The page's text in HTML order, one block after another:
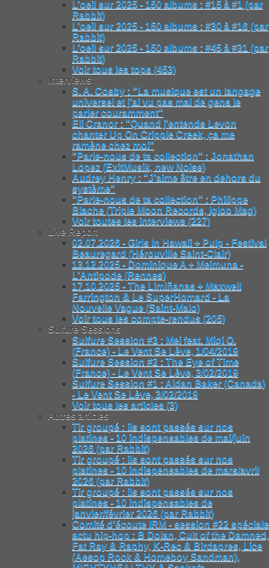
L’oeil sur 2025 - 150 albums : #15 à #1 (par
Rabbit)
L’oeil sur 2025 - 150 albums : #30 à #16 (par
Rabbit)
L’oeil sur 2025 - 150 albums : #45 à #31 (par
Rabbit)
Voir tous les tops (453)
Interviews
S. A. Cosby : "La musique est un langage
universel et j’ai vu pas mal de gens le
parler couramment"
Eli Cranor : "Quand j’entends Levon
chanter Up On Cripple Creek, ça me
ramène chez moi"
"Parle-nous de ta collection" : Jonathan
Lopez (ExitMusik, new Noise)
Audrey Henry : "J’aime être en dehors du
système"
"Parle-nous de ta collection" : Philippe
Blache (Triple Moon Records, Igloo Mag)
Voir toutes les interviews (227)
Live Report
02.07.2026 - Girls In Hawaii + Pulp - Festival
Beauregard (Hérouville Saint-Clair)
13.12.2025 - Dominique A + Meimuna -
L’Antipode (Rennes)
17.10.2025 - The Limiñanas + Maxwell
Farrington & Le SuperHomard - La
Nouvelle Vague (Saint-Malo)
Voir tous les compte-rendus (205)
Sulfure Sessions
Sulfure Session #3 : Mei feat. Miqi O.
(France) - Le Vent Se Lève, 1/04/2019
Sulfure Session #2 : The Eye of Time
(France) - Le Vent Se Lève, 3/02/2019
Sulfure Session #1 : Aidan Baker (Canada)
- Le Vent Se Lève, 3/02/2019
Voir tous les articles (3)
Autres articles
Tir groupé : ils sont passés sur nos
platines - 10 indispensables de mai/juin
2026 (par Rabbit)
Tir groupé : ils sont passés sur nos
platines - 10 indispensables de mars/avril
2026 (par Rabbit)
Tir groupé : ils sont passés sur nos
platines - 10 indispensables de
janvier/février 2026 (par Rabbit)
Comité d’écoute IRM - session #22 spéciale
actu hip-hop : B Dolan, Cult of the Damned,
Fat Ray & Raphy, K-Rec & Birdapres, Lice
(Aesop Rock & Homeboy Sandman),